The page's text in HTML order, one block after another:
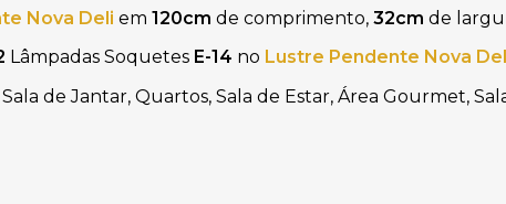
Nova Deli em 120cm de comprimento, 32cm de
Lâmpadas Soquetes E-14 no Lustre Pendente Nova
de Jantar, Quartos, Sala de Estar, Área Gourmet,